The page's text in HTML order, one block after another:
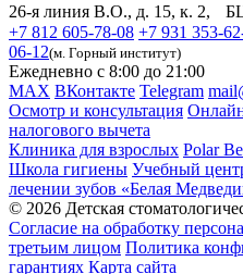
26-я линия В.О., д. 15, к. 2,
+7 812 605-78-08 +7 931 353-
06-12(м. Горный институт)
Ежедневно с 8:00 до 21:00
MAX ВКонтакте Telegram
Осмотр и консультация
налогового вычета
Клиника для взрослых Polar
Школа гигиены Учебный
лечении зубов «Белая
© 2026 Детская
Согласие на обработку
третьим лицом Политика
гарантиях Карта сайта